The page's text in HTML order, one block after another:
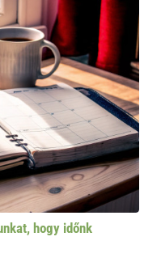
hogy időnk